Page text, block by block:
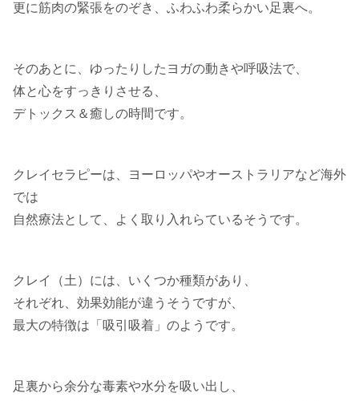
更に筋肉の緊張をのぞき、ふわふわ柔らかい足裏へ。
そのあとに、ゆったりしたヨガの動きや呼吸法で、
体と心をすっきりさせる、
デトックス＆癒しの時間です。
クレイセラピーは、ヨーロッパやオーストラリアなど海外
では
自然療法として、よく取り入れらているそうです。
クレイ（土）には、いくつか種類があり、
それぞれ、効果効能が違うそうですが、
最大の特徴は「吸引吸着」のようです。
足裏から余分な毒素や水分を吸い出し、